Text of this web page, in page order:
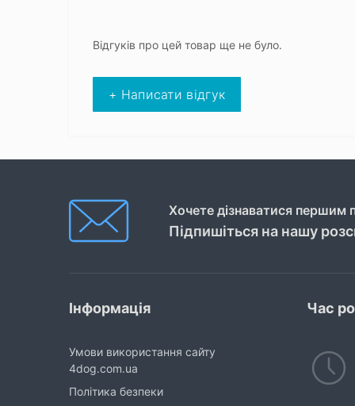
Відгуків про цей товар ще не було.
+ Написати відгук
Хочете дізнаватися першим
Підпишіться на нашу
Інформація
Умови використання сайту
4dog.com.ua
Політика безпеки
Час